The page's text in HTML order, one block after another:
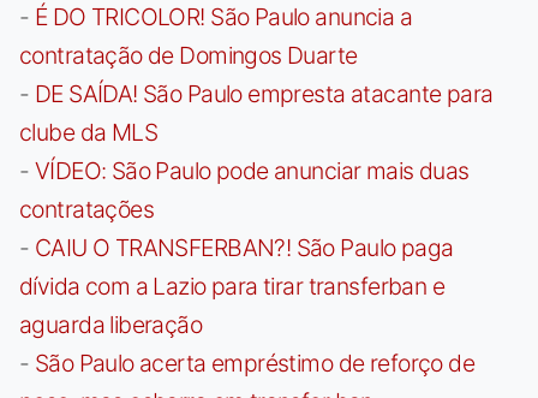
- É DO TRICOLOR! São Paulo anuncia a
contratação de Domingos Duarte
- DE SAÍDA! São Paulo empresta atacante para
clube da MLS
- VÍDEO: São Paulo pode anunciar mais duas
contratações
- CAIU O TRANSFERBAN?! São Paulo paga
dívida com a Lazio para tirar transferban e
aguarda liberação
- São Paulo acerta empréstimo de reforço de